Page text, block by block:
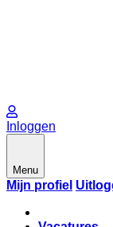
Inloggen
Menu
Mijn profiel